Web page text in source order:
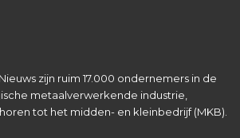
zijn ruim 17.000 ondernemers in de
metaalverwerkende industrie,
tot het midden- en kleinbedrijf (MKB).